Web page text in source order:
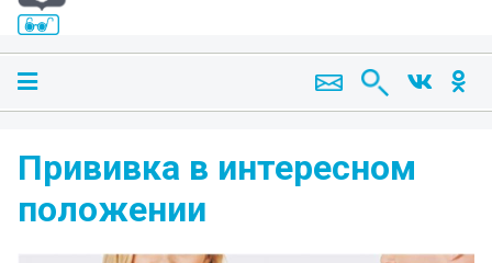
Прививка в интересном
положении